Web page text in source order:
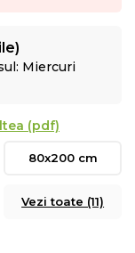
Miercuri
(pdf)
80x200 cm
Vezi toate (11)